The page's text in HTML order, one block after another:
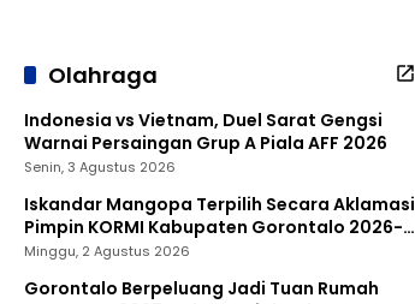
Olahraga
Indonesia vs Vietnam, Duel Sarat Gengsi
Warnai Persaingan Grup A Piala AFF 2026
Senin, 3 Agustus 2026
Iskandar Mangopa Terpilih Secara Aklamasi
Pimpin KORMI Kabupaten Gorontalo 2026-
2030
Minggu, 2 Agustus 2026
Gorontalo Berpeluang Jadi Tuan Rumah